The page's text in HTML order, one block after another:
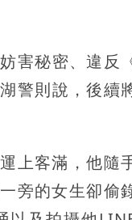
妨害秘密、違反
警則說，後續
上客滿，他隨
旁的女生卻偷